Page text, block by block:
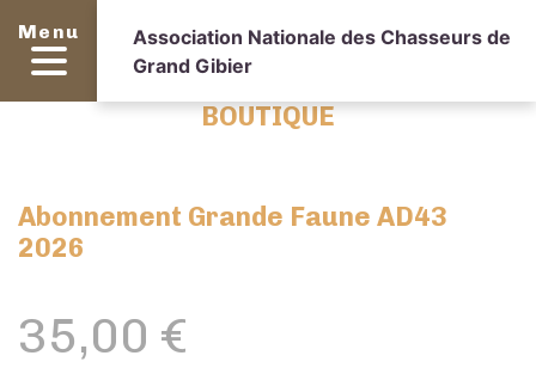
Menu
Association Nationale des Chasseurs de
Grand Gibier
BOUTIQUE
Abonnement Grande Faune AD43
2026
35,00 €